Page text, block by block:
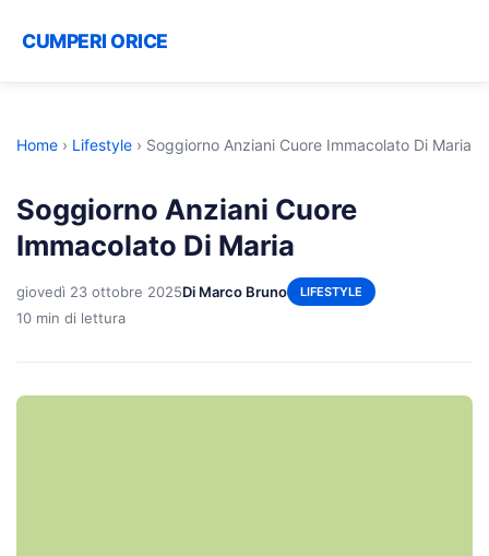
CUMPERI ORICE
Home › Lifestyle › Soggiorno Anziani Cuore Immacolato Di Maria
Soggiorno Anziani Cuore
Immacolato Di Maria
giovedì 23 ottobre 2025Di Marco Bruno LIFESTYLE
10 min di lettura